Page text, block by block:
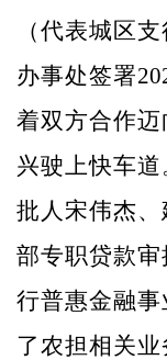
（代表城区
办事处签署
着双方合作
兴驶上快车
批人宋伟杰
部专职贷款
行普惠金融
了农担相关